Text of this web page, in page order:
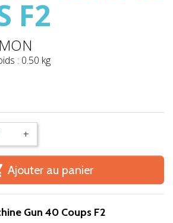
F2
: 0.50 kg
+
Ajouter au panier
Gun 40 Coups F2